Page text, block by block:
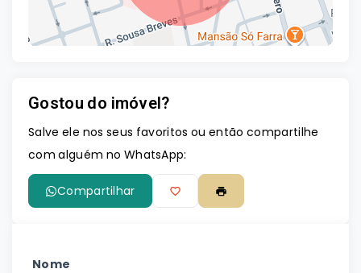
Gostou do imóvel?
Salve ele nos seus favoritos ou então compartilhe
com alguém no WhatsApp:
Compartilhar
Nome